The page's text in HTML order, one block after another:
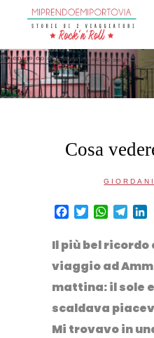
Cosa
Facebook
Twitter
Il più bel ricordo
viaggio ad
mattina: il sole
scaldava
Mi trovavo in